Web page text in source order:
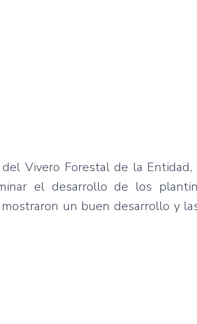
Vivero Forestal de la
el desarrollo de los
un buen desarrollo y